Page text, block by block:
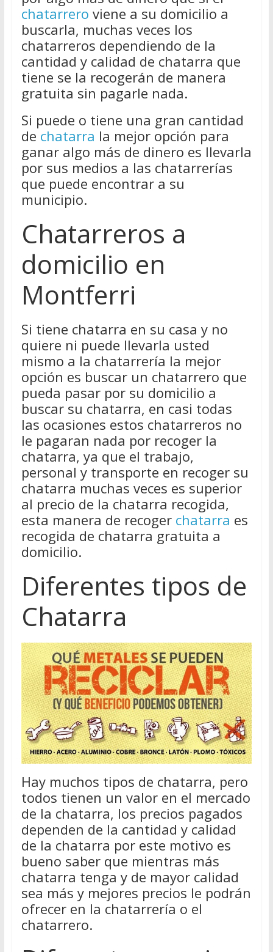
chatarrero viene a su domicilio a
buscarla, muchas veces los
chatarreros dependiendo de la
cantidad y calidad de chatarra que
tiene se la recogerán de manera
gratuita sin pagarle nada.
Si puede o tiene una gran cantidad
de chatarra la mejor opción para
ganar algo más de dinero es llevarla
por sus medios a las chatarrerías
que puede encontrar a su
municipio.
Chatarreros a
domicilio en
Montferri
Si tiene chatarra en su casa y no
quiere ni puede llevarla usted
mismo a la chatarrería la mejor
opción es buscar un chatarrero que
pueda pasar por su domicilio a
buscar su chatarra, en casi todas
las ocasiones estos chatarreros no
le pagaran nada por recoger la
chatarra, ya que el trabajo,
personal y transporte en recoger su
chatarra muchas veces es superior
al precio de la chatarra recogida,
esta manera de recoger chatarra es
recogida de chatarra gratuita a
domicilio.
Diferentes tipos de
Chatarra
Hay muchos tipos de chatarra, pero
todos tienen un valor en el mercado
de la chatarra, los precios pagados
dependen de la cantidad y calidad
de la chatarra por este motivo es
bueno saber que mientras más
chatarra tenga y de mayor calidad
sea más y mejores precios le podrán
ofrecer en la chatarrería o el
chatarrero.